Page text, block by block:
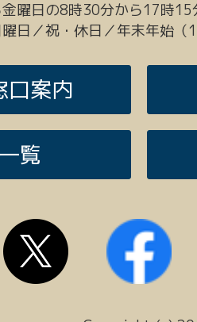
曜日の8時30分から17時15
日／祝・休日／年末年始
口案内
覧